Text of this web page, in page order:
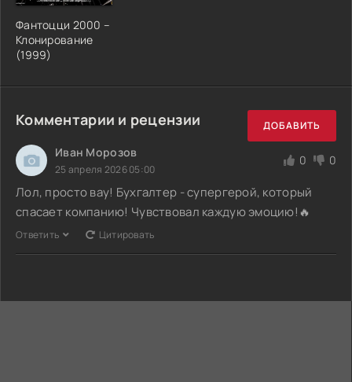
Фантоцци 2000 –
Клонирование
(1999)
Комментарии и рецензии ДОБАВИТЬ
Иван Морозов
25 апреля 2026 05:00
0 0
Лол, просто вау! Бухгалтер - супергерой, который
спасает компанию! Чувствовал каждую эмоцию!🔥
Ответить Цитировать